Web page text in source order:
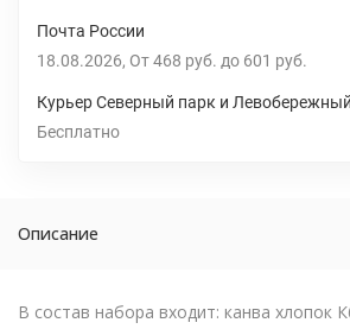
Почта России
18.08.2026 От 468 руб. до 601 руб.
Курьер Северный парк и
Бесплатно
Описание
В состав набора входит: канва хлопок